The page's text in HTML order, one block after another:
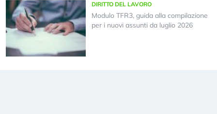
DIRITTO DEL LAVORO
Modulo TFR3, guida alla compilazione
per i nuovi assunti da luglio 2026